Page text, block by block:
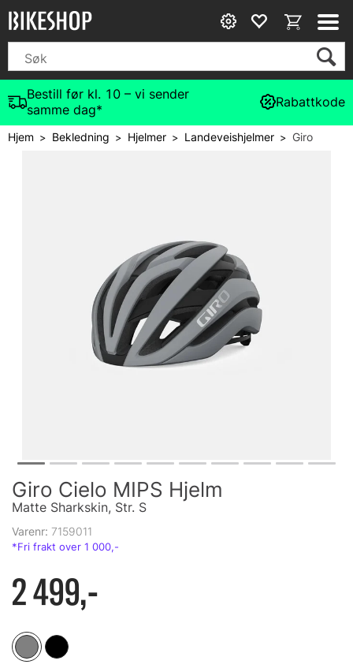
Bestill før kl. 10 – vi sender
samme dag*
Rabattkode
Hjem> Bekledning > Hjelmer> Landeveishjelmer>Giro
Giro Cielo MIPS Hjelm
Matte Sharkskin, Str. S
Varenr: 7159011
2 499,-